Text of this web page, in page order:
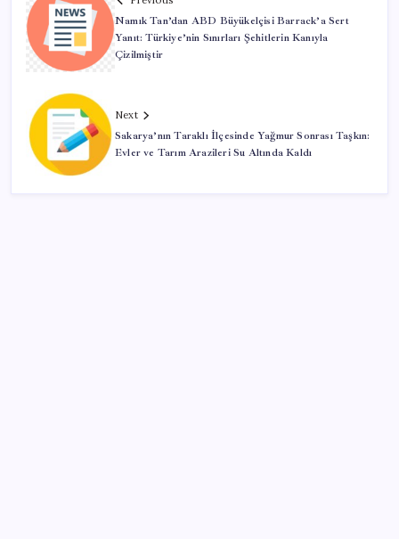
Namık Tan’dan ABD Büyükelçisi Barrack’a Sert
Yanıt: Türkiye’nin Sınırları Şehitlerin Kanıyla
Çizilmiştir
Next
Sakarya’nın Taraklı İlçesinde Yağmur Sonrası Taşkın:
Evler ve Tarım Arazileri Su Altında Kaldı